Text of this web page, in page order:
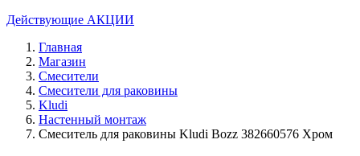
Действующие АКЦИИ
Главная
Магазин
Смесители
Смесители для раковины
Kludi
Настенный монтаж
Смеситель для раковины Kludi Bozz 382660576 Хром